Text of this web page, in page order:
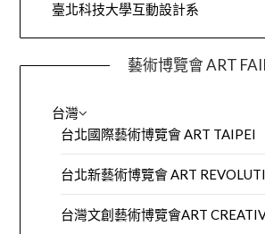
臺北科技大學互動設計系
藝術博覽會 ART
台灣
台北國際藝術博覽會 ART TAIPEI
台北新藝術博覽會 ART
台灣文創藝術博覽會ART